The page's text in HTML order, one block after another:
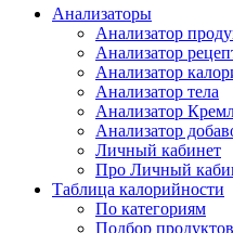
Анализаторы
Анализатор
Анализатор
Анализатор
Анализатор тела
Анализатор
Анализатор
Личный кабинет
Про Личный
Таблица калорийности
По категориям
Подбор продуктов